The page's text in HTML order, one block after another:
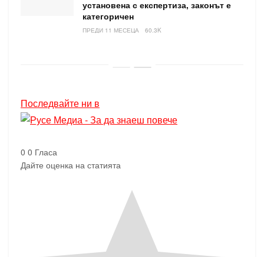
установена с експертиза, законът е
категоричен
ПРЕДИ 11 МЕСЕЦА 60.3K
Последвайте ни в
0 0 Гласа
Дайте оценка на статията